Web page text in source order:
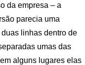
da empresa – a
parecia uma
linhas dentro de
umas das
alguns lugares elas